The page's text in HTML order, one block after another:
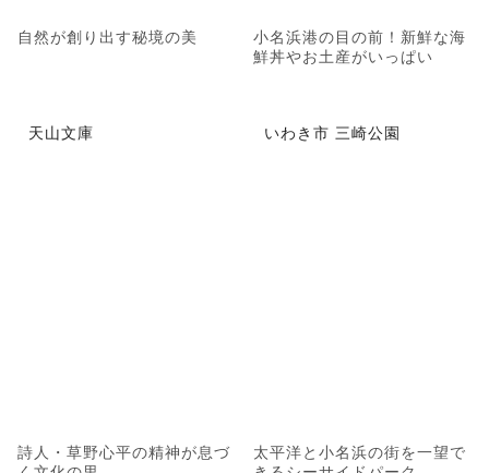
自然が創り出す秘境の美
小名浜港の目の前！新鮮な海
鮮丼やお土産がいっぱい
天山文庫
詩人・草野心平の精神が息づ
いわき市 三崎公園
太平洋と小名浜の街を一望で